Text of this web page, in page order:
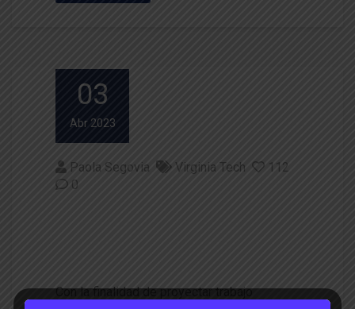
03
Abr 2023
Paola Segovia Virginia Tech
112
0
Con la finalidad de proyectar trabajo